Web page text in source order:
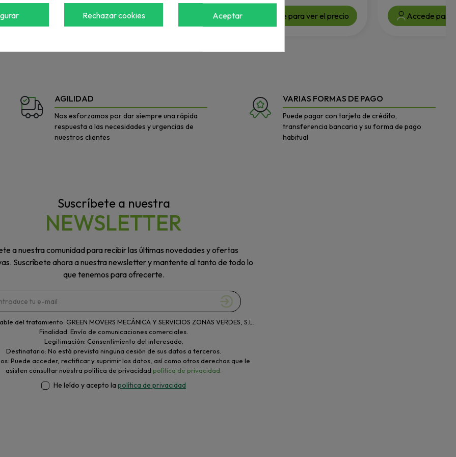
ver el precio Accede para ver el precio Accede para ver el precio Accede para
AGILIDAD
Nos esforzamos por dar siempre una rápida
respuesta a las necesidades y urgencias de
nuestros clientes
VARIAS FORMAS DE PAGO
Puede pagar con tarjeta de crédito,
transferencia bancaria y su forma de pago
habitual
Suscríbete a nuestra
NEWSLETTER
a nuestra comunidad para recibir las últimas novedades y ofertas
Suscríbete ahora a nuestra newsletter y mantente al tanto de todo lo
que tenemos para ofrecerte.
del tratamiento: GREEN MOVERS MECÁNICA Y SERVICIOS ZONAS VERDES, S.L.
Finalidad: Envío de comunicaciones comerciales.
Legitimación: Consentimiento del interesado.
Destinatario: No está prevista ninguna cesión de sus datos a terceros.
Puede acceder, rectificar y suprimir los datos, así como otros derechos que le
asisten consultar nuestra política de privacidad política de privacidad.
He leído y acepto la política de privacidad
Aceptar
Rechazar cookies